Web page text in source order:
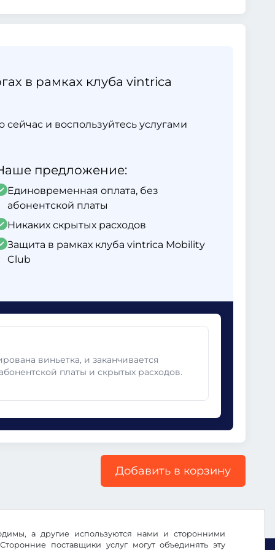
а другие используются нами и сторонними
поставщики услуг могут объединять эту
в рамках клуба vintrica
и воспользуйтесь услугами
предложение:
Единовременная оплата, без
абонентской платы
Никаких скрытых расходов
Защита в рамках клуба vintrica Mobility
Club
виньетка, и заканчивается
платы и скрытых расходов.
Добавить в корзину